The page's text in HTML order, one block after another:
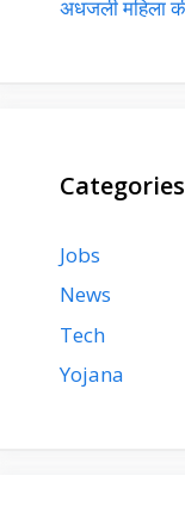
अधजली महिला
Categories
Jobs
News
Tech
Yojana